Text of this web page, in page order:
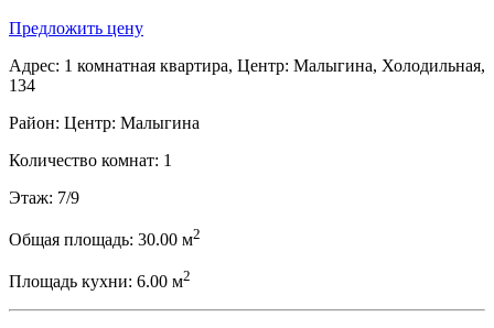
Предложить цену
Адрес: 1 комнатная квартира, Центр: Малыгина, Холодильная,
134
Район: Центр: Малыгина
Количество комнат: 1
Этаж: 7/9
Общая площадь: 30.00 м2
Площадь кухни: 6.00 м2